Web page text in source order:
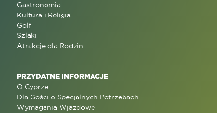
Gastronomia
Kultura i Religia
Golf
Szlaki
Atrakcje dla Rodzin
PRZYDATNE INFORMACJE
O Cyprze
Dla Gości o Specjalnych Potrzebach
Wymagania Wjazdowe